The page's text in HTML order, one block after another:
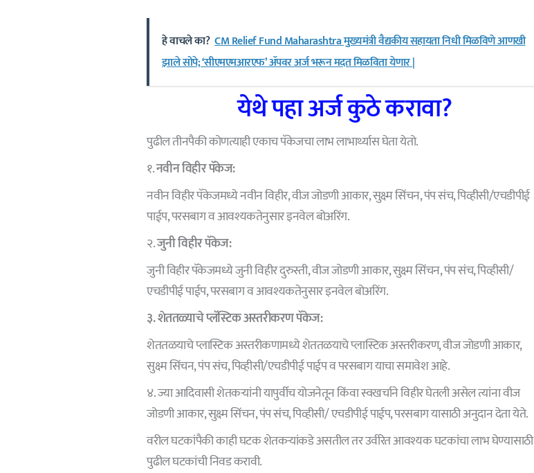
हे वाचले का? CM Relief Fund Maharashtra मुख्यमंत्री वैद्यकीय सहायता निधी मिळविणे आणखी
झाले सोपे; ‘सीएमएमआरएफ’ ॲपवर अर्ज भरून मदत मिळविता येणार |
येथे पहा अर्ज कुठे करावा?
पुढील तीनपैकी कोणत्याही एकाच पॅकेजचा लाभ लाभार्थ्यास घेता येतो.
१.नवीन विहीर पॅकेज:
नवीन विहीर पॅकेजमध्ये नवीन विहीर, वीज जोडणी आकार, सुक्ष्म सिंचन, पंप संच, पिव्हीसी/एचडीपीई
पाईप, परसबाग व आवश्यकतेनुसार इनवेल बोअरिंग.
२.जुनी विहीर पॅकेज:
जुनी विहीर पॅकेजमध्ये जुनी विहीर दुरुस्ती, वीज जोडणी आकार, सुक्ष्म सिंचन, पंप संच, पिव्हीसी/
एचडीपीई पाईप, परसबाग व आवश्यकतेनुसार इनवेल बोअरिंग.
३. शेततळ्याचे प्लॅस्टिक अस्तरीकरण पॅकेज:
शेततळयाचे प्लास्टिक अस्तरीकणामध्ये शेततळयाचे प्लास्टिक अस्तरीकरण, वीज जोडणी आकार,
सुक्ष्म सिंचन, पंप संच, पिव्हीसी/एचडीपीई पाईप व परसबाग याचा समावेश आहे.
४. ज्या आदिवासी शेतकऱ्यांनी यापुर्वीच योजनेतून किंवा स्वखर्चाने विहीर घेतली असेल त्यांना वीज
जोडणी आकार, सुक्ष्म सिंचन, पंप संच, पिव्हीसी/ एचडीपीई पाईप, परसबाग यासाठी अनुदान देता येते.
वरील घटकांपैकी काही घटक शेतकऱ्यांकडे असतील तर उर्वरित आवश्यक घटकांचा लाभ घेण्यासाठी
पुढील घटकांची निवड करावी.